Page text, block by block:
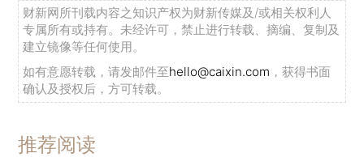
财新网所刊载内容之知识产权为财新传媒及/或相关权利人
专属所有或持有。未经许可，禁止进行转载、摘编、复制及
建立镜像等任何使用。
如有意愿转载，请发邮件至hello@caixin.com ，获得书面
确认及授权后，方可转载。
推荐阅读